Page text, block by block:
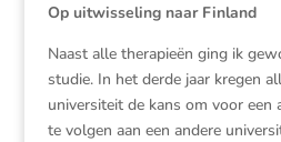
Op uitwisseling naar Finland
Naast alle therapieën ging ik
studie. In het derde jaar kregen
universiteit de kans om voor een
te volgen aan een andere